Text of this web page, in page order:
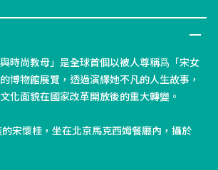
與時尚教母」是全球首個以被人尊稱爲「宋女
博物館展覽，透過演繹她不凡的人生故事，
化面貌在國家改革開放後的重大轉變。
宋懷桂，坐在北京馬克西姆餐廳內，攝於